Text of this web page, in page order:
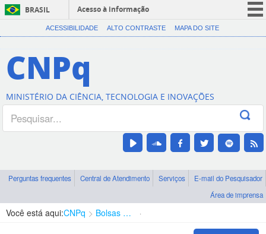
BRASIL
Acesso à informação
CORONAVÍRUS (COVID-19)
Canais
ACESSIBILIDADE ALTO CONTRASTE MAPA DO SITE
CNPq
MINISTÉRIO DA CIÊNCIA, TECNOLOGIA E INOVAÇÕES
Perguntas frequentes Central de Atendimento Serviços
E-mail do Pesquisador
Área de imprensa
Você está aqui:CNPq Bolsas e Auxílios Vigentes